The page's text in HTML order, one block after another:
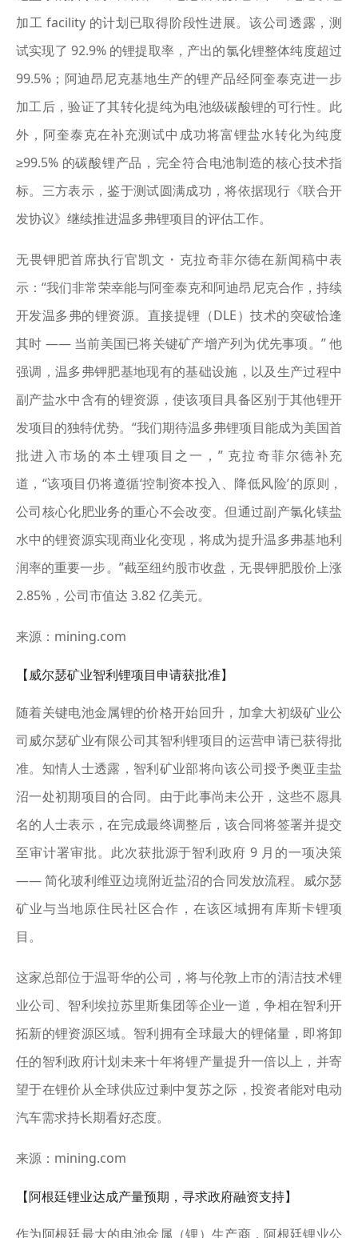
加工 facility 的计划已取得阶段性进展。该公司透露，测
试实现了 92.9% 的锂提取率，产出的氯化锂整体纯度超过
99.5%；阿迪昂尼克基地生产的锂产品经阿奎泰克进一步
加工后，验证了其转化提纯为电池级碳酸锂的可行性。此
外，阿奎泰克在补充测试中成功将富锂盐水转化为纯度
≥99.5% 的碳酸锂产品，完全符合电池制造的核心技术指
标。三方表示，鉴于测试圆满成功，将依据现行《联合开
发协议》继续推进温多弗锂项目的评估工作。
无畏钾肥首席执行官凯文・克拉奇菲尔德在新闻稿中表
示：“我们非常荣幸能与阿奎泰克和阿迪昂尼克合作，持续
开发温多弗的锂资源。直接提锂（DLE）技术的突破恰逢
其时 —— 当前美国已将关键矿产增产列为优先事项。” 他
强调，温多弗钾肥基地现有的基础设施，以及生产过程中
副产盐水中含有的锂资源，使该项目具备区别于其他锂开
发项目的独特优势。“我们期待温多弗锂项目能成为美国首
批进入市场的本土锂项目之一，” 克拉奇菲尔德补充
道，“该项目仍将遵循‘控制资本投入、降低风险’的原则，
公司核心化肥业务的重心不会改变。但通过副产氯化镁盐
水中的锂资源实现商业化变现，将成为提升温多弗基地利
润率的重要一步。”截至纽约股市收盘，无畏钾肥股价上涨
2.85%，公司市值达 3.82 亿美元。
来源：mining.com
【威尔瑟矿业智利锂项目申请获批准】
随着关键电池金属锂的价格开始回升，加拿大初级矿业公
司威尔瑟矿业有限公司其智利锂项目的运营申请已获得批
准。知情人士透露，智利矿业部将向该公司授予奥亚圭盐
沼一处初期项目的合同。由于此事尚未公开，这些不愿具
名的人士表示，在完成最终调整后，该合同将签署并提交
至审计署审批。此次获批源于智利政府 9 月的一项决策
—— 简化玻利维亚边境附近盐沼的合同发放流程。威尔瑟
矿业与当地原住民社区合作，在该区域拥有库斯卡锂项
目。
这家总部位于温哥华的公司，将与伦敦上市的清洁技术锂
业公司、智利埃拉苏里斯集团等企业一道，争相在智利开
拓新的锂资源区域。智利拥有全球最大的锂储量，即将卸
任的智利政府计划未来十年将锂产量提升一倍以上，并寄
望于在锂价从全球供应过剩中复苏之际，投资者能对电动
汽车需求持长期看好态度。
来源：mining.com
【阿根廷锂业达成产量预期，寻求政府融资支持】
作为阿根廷最大的电池金属（锂）生产商，阿根廷锂业公